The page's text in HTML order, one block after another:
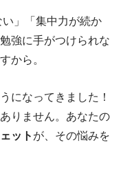
」「集中力が続か
強に手がつけられな
から。
になってきました！
りません。あなたの
ット が、その悩みを